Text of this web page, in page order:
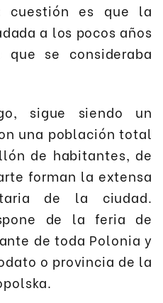
cuestión es que la
a los pocos años
que se consideraba
sigue siendo un
una población total
de habitantes, de
forman la extensa
de la ciudad.
de la feria de
de toda Polonia y
o provincia de la